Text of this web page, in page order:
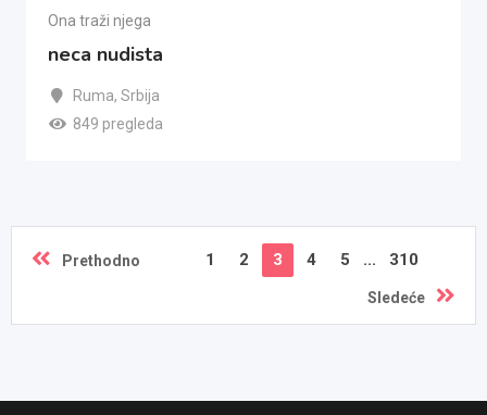
Ona traži njega
neca nudista
Ruma, Srbija
849 pregleda
Prethodno 1 2 3 4 5 ... 310
Sledeće